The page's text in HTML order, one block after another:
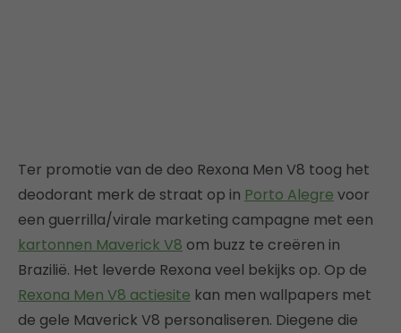
Ter promotie van de deo Rexona Men V8 toog het
deodorant merk de straat op in Porto Alegre voor
een guerrilla/virale marketing campagne met een
kartonnen Maverick V8 om buzz te creëren in
Brazilië. Het leverde Rexona veel bekijks op. Op de
Rexona Men V8 actiesite kan men wallpapers met
de gele Maverick V8 personaliseren. Diegene die